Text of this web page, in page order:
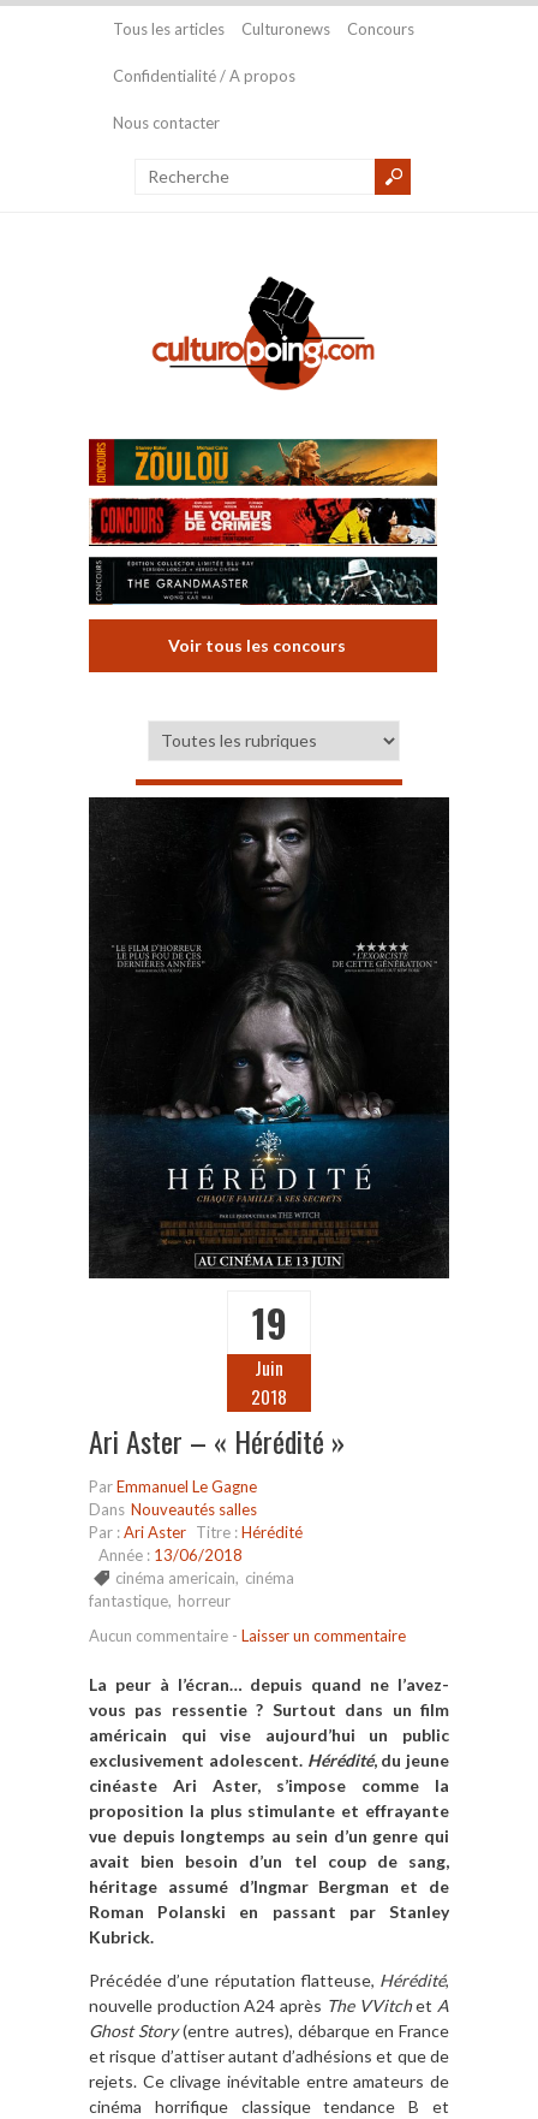
Tous les articles Culturonews Concours
Confidentialité / A propos
Nous contacter
Voir tous les concours
19
Juin
2018
Ari Aster – « Hérédité »
ParEmmanuel Le Gagne
Dans Nouveautés salles
Par :Ari Aster Titre :Hérédité
Année : 13/06/2018
cinéma americain, cinéma
fantastique, horreur
Aucun commentaire - Laisser un commentaire
La peur à l’écran… depuis quand ne l’avez-
vous pas ressentie ? Surtout dans un film
américain qui vise aujourd’hui un public
exclusivement adolescent. Hérédité, du jeune
cinéaste Ari Aster, s’impose comme la
proposition la plus stimulante et effrayante
vue depuis longtemps au sein d’un genre qui
avait bien besoin d’un tel coup de sang,
héritage assumé d’Ingmar Bergman et de
Roman Polanski en passant par Stanley
Kubrick.
Précédée d’une réputation flatteuse, Hérédité,
nouvelle production A24 après The VVitchet A
Ghost Story(entre autres), débarque en France
et risque d’attiser autant d’adhésions et que de
rejets. Ce clivage inévitable entre amateurs de
cinéma horrifique classique tendance B et